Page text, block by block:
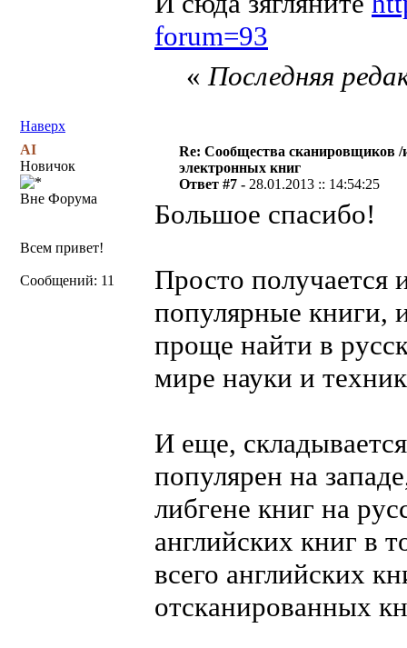
forum=93
Наверх
«Последняя
AI
Новичок
Вне Форума
Всем привет!
Сообщений: 11
Re: Сообщества сканировщиков /
электронных книг
Ответ #7 - 28.01.2013 :: 14:54:25
Большое спасибо!
Просто получается
популярные книги,
проще найти в
мире науки и
И еще,
популярен на
либгене книг на
английских книг в
всего английских
отсканированных